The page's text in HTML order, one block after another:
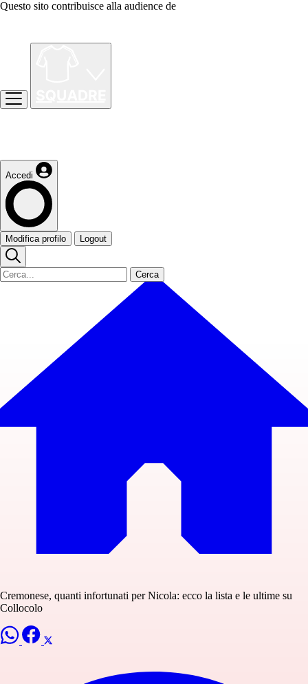
Questo sito contribuisce alla audience de
Accedi
Modifica profilo Logout
Cerca
Cremonese, quanti infortunati per Nicola: ecco la lista e le ultime su
Collocolo